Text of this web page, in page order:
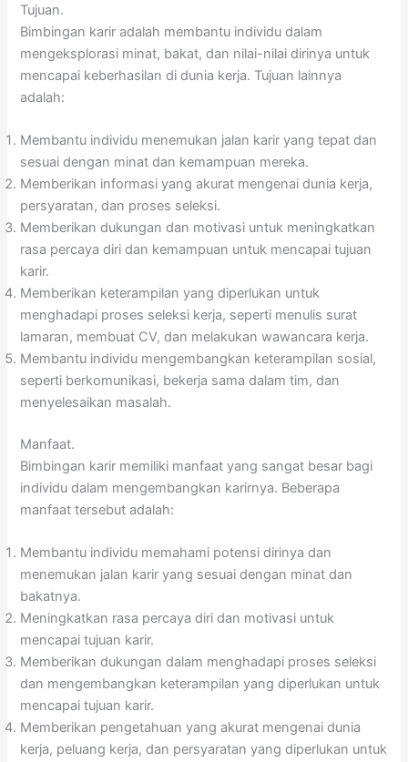
Tujuan.
Bimbingan karir adalah membantu individu dalam
mengeksplorasi minat, bakat, dan nilai-nilai dirinya untuk
mencapai keberhasilan di dunia kerja. Tujuan lainnya
adalah:
Membantu individu menemukan jalan karir yang tepat dan
sesuai dengan minat dan kemampuan mereka.
Memberikan informasi yang akurat mengenai dunia kerja,
persyaratan, dan proses seleksi.
Memberikan dukungan dan motivasi untuk meningkatkan
rasa percaya diri dan kemampuan untuk mencapai tujuan
karir.
Memberikan keterampilan yang diperlukan untuk
menghadapi proses seleksi kerja, seperti menulis surat
lamaran, membuat CV, dan melakukan wawancara kerja.
Membantu individu mengembangkan keterampilan sosial,
seperti berkomunikasi, bekerja sama dalam tim, dan
menyelesaikan masalah.
Manfaat.
Bimbingan karir memiliki manfaat yang sangat besar bagi
individu dalam mengembangkan karirnya. Beberapa
manfaat tersebut adalah:
Membantu individu memahami potensi dirinya dan
menemukan jalan karir yang sesuai dengan minat dan
bakatnya.
Meningkatkan rasa percaya diri dan motivasi untuk
mencapai tujuan karir.
Memberikan dukungan dalam menghadapi proses seleksi
dan mengembangkan keterampilan yang diperlukan untuk
mencapai tujuan karir.
Memberikan pengetahuan yang akurat mengenai dunia
kerja, peluang kerja, dan persyaratan yang diperlukan untuk